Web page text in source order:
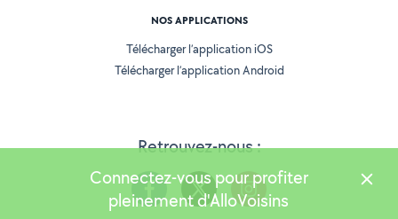
Retrouvez-nous :
NOS APPLICATIONS
Télécharger l’application iOS
Télécharger l’application Android
Connectez-vous pour profiter
pleinement d'AlloVoisins